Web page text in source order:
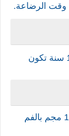
وقت الرضاعة.
تكون
من ستة شهور إلي عمر السنتين تكون 15 مجم بالفم